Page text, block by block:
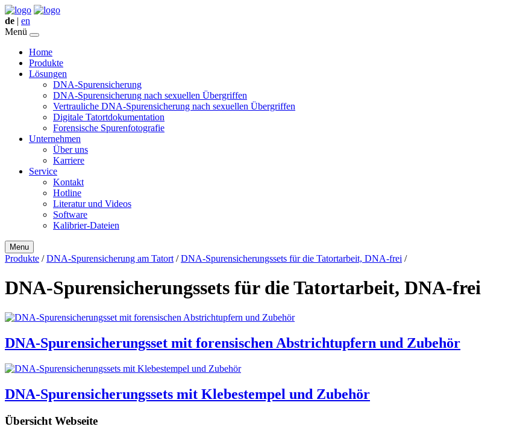
de | en
Menü
Home
Produkte
Lösungen
DNA-Spurensicherung
DNA-Spurensicherung nach sexuellen Übergriffen
Vertrauliche DNA-Spurensicherung nach sexuellen Übergriffen
Digitale Tatortdokumentation
Forensische Spurenfotografie
Unternehmen
Über uns
Karriere
Service
Kontakt
Hotline
Literatur und Videos
Software
Kalibrier-Dateien
Menu
Produkte /DNA-Spurensicherung am Tatort /DNA-Spurensicherungssets für die Tatortarbeit, DNA-frei /
DNA-Spurensicherungssets für die Tatortarbeit, DNA-frei
DNA-Spurensicherungsset mit forensischen Abstrichtupfern und Zubehör
DNA-Spurensicherungssets mit Klebestempel und Zubehör
Übersicht Webseite